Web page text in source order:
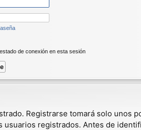
de conexión en esta sesión
Registrarse tomará solo unos
usuarios registrados. Antes de